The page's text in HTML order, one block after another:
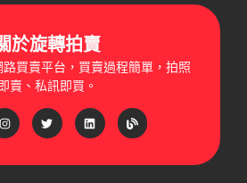
於旋轉拍賣
買賣平台，買賣過程簡單，拍照
即賣、私訊即買。